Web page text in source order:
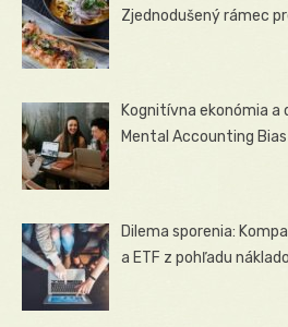
Zjednodušený rámec
Kognitívna ekonómia a
Mental Accounting
Dilema sporenia:
a ETF z pohľadu